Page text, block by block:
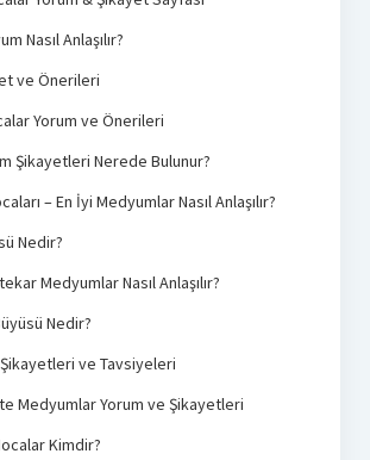
Nasıl Anlaşılır?
ve Önerileri
Yorum ve Önerileri
Şikayetleri Nerede Bulunur?
– En İyi Medyumlar Nasıl Anlaşılır?
Nedir?
Medyumlar Nasıl Anlaşılır?
Nedir?
ve Tavsiyeleri
Medyumlar Yorum ve Şikayetleri
Kimdir?